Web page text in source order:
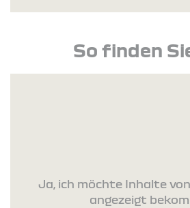
So finden
Ja, ich möchte Inhalte
angezeigt